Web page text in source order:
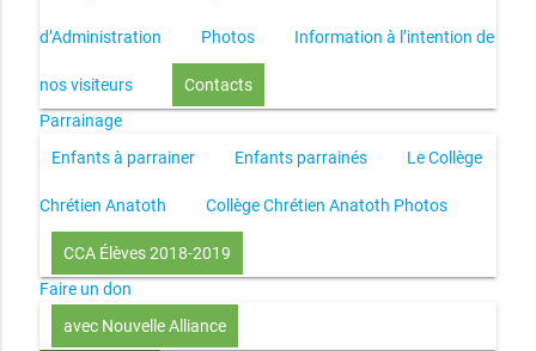
d’Administration Photos Information à l’intention de
nos visiteurs
Contacts
Parrainage
Enfants à parrainer
Enfants parrainés Le Collège
Chrétien Anatoth Collège Chrétien Anatoth Photos
CCA Élèves 2018-2019
Faire un don
avec Nouvelle Alliance